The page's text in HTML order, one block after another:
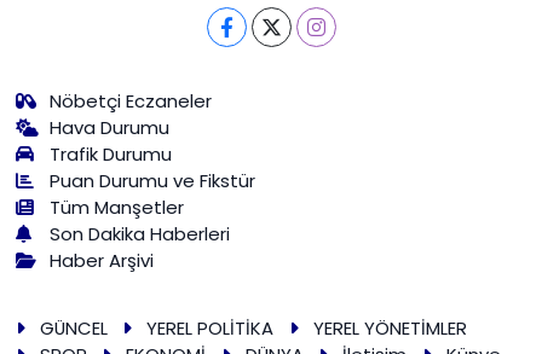
Nöbetçi Eczaneler
Hava Durumu
Trafik Durumu
Puan Durumu ve Fikstür
Tüm Manşetler
Son Dakika Haberleri
Haber Arşivi
GÜNCEL YEREL POLİTİKA
YEREL YÖNETİMLER